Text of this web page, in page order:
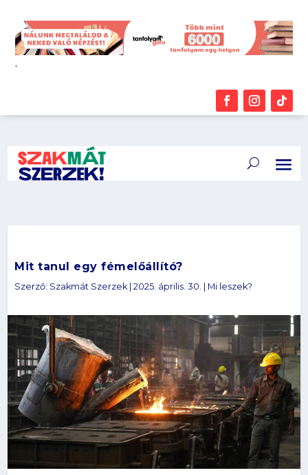
.
Mit tanul egy fémelőállító?
Szerző: Szakmát Szerzek|2025. április. 30. Mi leszek?